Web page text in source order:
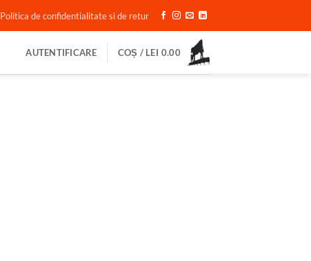
Politica de confidentialitate si de retur
AUTENTIFICARE COȘ / LEI 0.00